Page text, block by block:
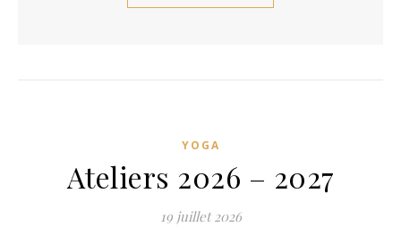
YOGA
Ateliers 2026 – 2027
19 juillet 2026